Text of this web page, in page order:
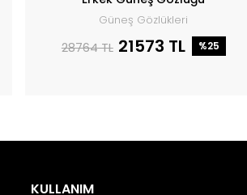
Güneş Gözlükleri
28764 TL 21573 TL %25
KULLANIM